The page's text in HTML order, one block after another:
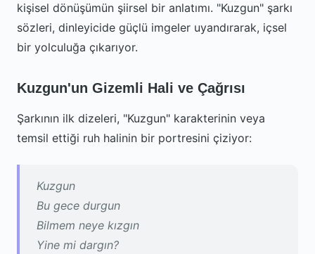
kişisel dönüşümün şiirsel bir anlatımı. "Kuzgun" şarkı
sözleri, dinleyicide güçlü imgeler uyandırarak, içsel
bir yolculuğa çıkarıyor.
Kuzgun'un Gizemli Hali ve Çağrısı
Şarkının ilk dizeleri, "Kuzgun" karakterinin veya
temsil ettiği ruh halinin bir portresini çiziyor:
Kuzgun
Bu gece durgun
Bilmem neye kızgın
Yine mi dargın?